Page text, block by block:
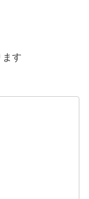
す